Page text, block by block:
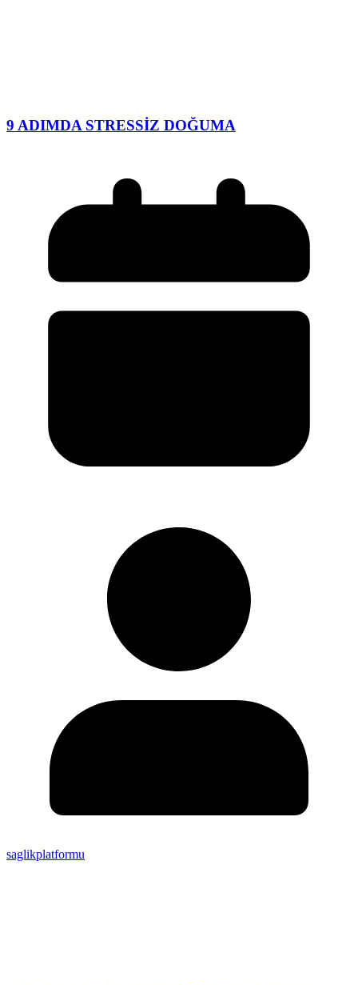
9 ADIMDA STRESSİZ DOĞUMA
saglikplatformu